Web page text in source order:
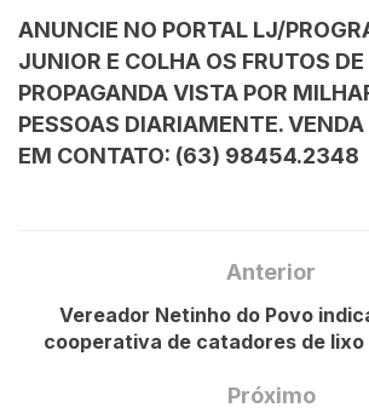
ANUNCIE NO PORTAL LJ/
JUNIOR E COLHA OS FRUTOS
PROPAGANDA VISTA POR
PESSOAS DIARIAMENTE.
EM CONTATO: (63) 98454.2348
Anterior
Vereador Netinho do Povo
cooperativa de catadores de lixo
Próximo